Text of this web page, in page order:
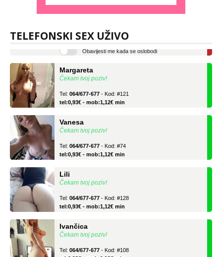
TELEFONSKI SEX UŽIVO
tel:0,93€ - mob:1,12€ min
Čekam tvoj poziv!
tel:0,93€ - mob:1,12€ min
Čekam tvoj poziv!
tel:0,93€ - mob:1,12€ min
Čekam tvoj poziv!
tel:0,93€ - mob:1,12€ min
Čekam tvoj poziv!
tel:0,93€ - mob:1,12€ min